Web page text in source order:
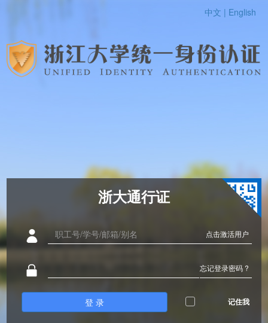
中文 | English
浙大通行证
点击激活用户
忘记登录密码 ?
登 录 记住我